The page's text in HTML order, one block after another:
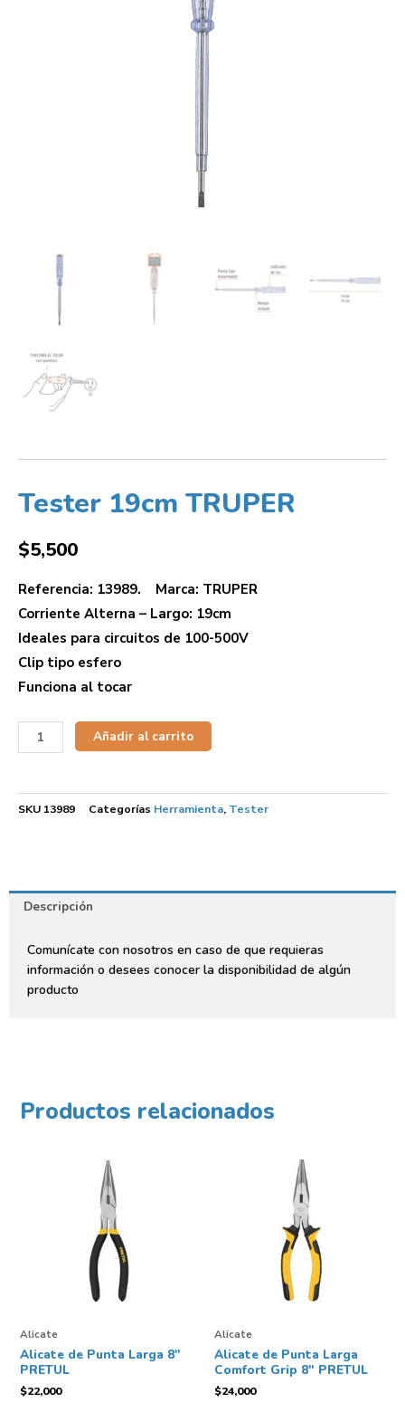
Tester 19cm TRUPER
$5,500
Referencia: 13989. Marca: TRUPER
Corriente Alterna – Largo: 19cm
Ideales para circuitos de 100-500V
Clip tipo esfero
Funciona al tocar
Añadir al carrito
SKU 13989 Categorías Herramienta, Tester
Descripción
Comunícate con nosotros en caso de que requieras
información o desees conocer la disponibilidad de algún
producto
Productos relacionados
Alicate
Alicate de Punta Larga 8″
PRETUL
$22,000
Alicate
Alicate de Punta Larga
Comfort Grip 8″ PRETUL
$24,000